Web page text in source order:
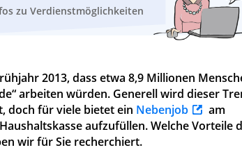
zu Verdienstmöglichkeiten
2013, dass etwa 8,9 Millionen
arbeiten würden. Generell wird dieser
doch für viele bietet ein Nebenjob
am
aufzufüllen. Welche Vorteile
wir für Sie recherchiert.